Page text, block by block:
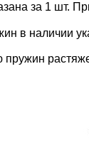
за 1 шт.
в наличии